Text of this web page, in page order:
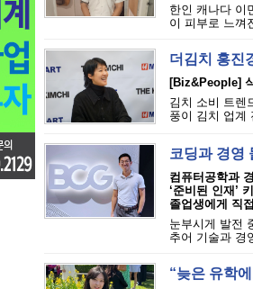
한인 캐나다 이
이 피부로 느껴
더김치 홍진
[Biz&People]
김치 소비 트렌
풍이 김치 업계
코딩과 경영
컴퓨터공학과
‘준비된 인재’
졸업생에게 직
눈부시게 발전
추어 기술과 경
“늦은 유학